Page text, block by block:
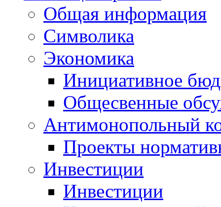
Общая информация
Символика
Экономика
Инициативное
Общесвенные
Антимонопольный
Проекты
Инвестиции
Инвестиции